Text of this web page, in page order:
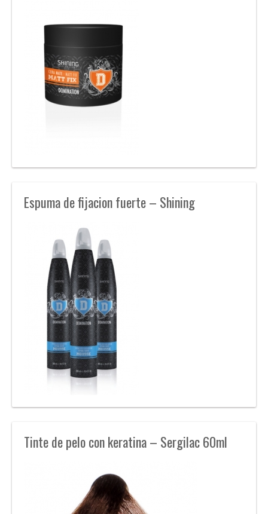
Espuma de fijacion fuerte – Shining
Tinte de pelo con keratina – Sergilac 60ml